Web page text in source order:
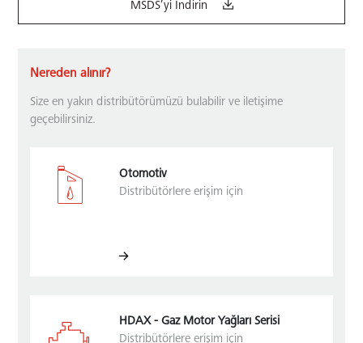
MSDS’yi İndirin
Nereden alınır?
Size en yakın distribütörümüzü bulabilir ve iletişime
geçebilirsiniz.
Otomotiv
Distribütörlere erişim için
HDAX - Gaz Motor Yağları Serisi
Distribütörlere erişim için